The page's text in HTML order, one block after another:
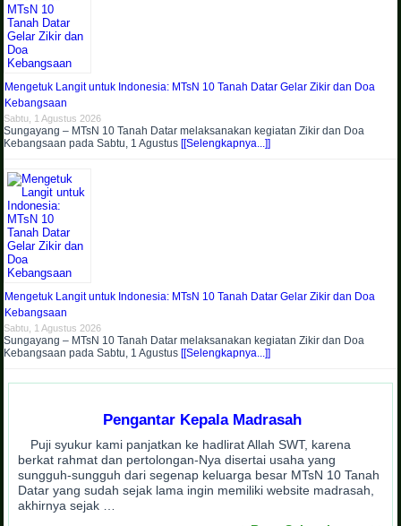
Mengetuk Langit untuk Indonesia: MTsN 10 Tanah Datar Gelar Zikir dan Doa
Kebangsaan
Sabtu, 1 Agustus 2026
Sungayang – MTsN 10 Tanah Datar melaksanakan kegiatan Zikir dan Doa
Kebangsaan pada Sabtu, 1 Agustus [[Selengkapnya...]]
Mengetuk Langit untuk Indonesia: MTsN 10 Tanah Datar Gelar Zikir dan Doa
Kebangsaan
Sabtu, 1 Agustus 2026
Sungayang – MTsN 10 Tanah Datar melaksanakan kegiatan Zikir dan Doa
Kebangsaan pada Sabtu, 1 Agustus [[Selengkapnya...]]
Pengantar Kepala Madrasah
Puji syukur kami panjatkan ke hadlirat Allah SWT, karena
berkat rahmat dan pertolongan-Nya disertai usaha yang
sungguh-sungguh dari segenap keluarga besar MTsN 10 Tanah
Datar yang sudah sejak lama ingin memiliki website madrasah,
akhirnya sejak …